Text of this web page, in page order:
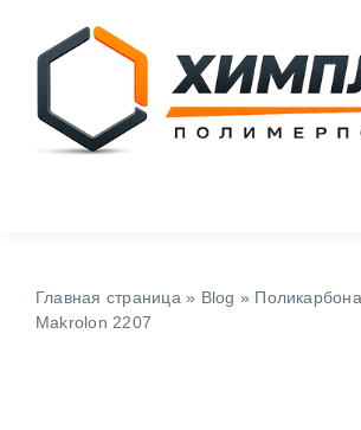
content
Главная страница » Blog »
Makrolon 2207